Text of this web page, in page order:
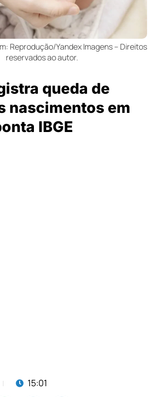
Reprodução/Yandex Imagens – Direitos
reservados ao autor.
queda de
nascimentos em
IBGE
15:01